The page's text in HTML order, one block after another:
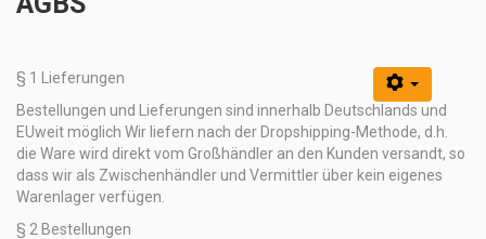
§ 1 Lieferungen
Bestellungen und Lieferungen sind innerhalb Deutschlands und
EUweit möglich Wir liefern nach der Dropshipping-Methode, d.h.
die Ware wird direkt vom Großhändler an den Kunden versandt, so
dass wir als Zwischenhändler und Vermittler über kein eigenes
Warenlager verfügen.
§ 2 Bestellungen